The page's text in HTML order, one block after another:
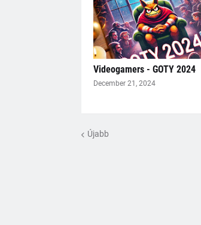
Videogamers - GOTY 2024
December 21, 2024
Újabb